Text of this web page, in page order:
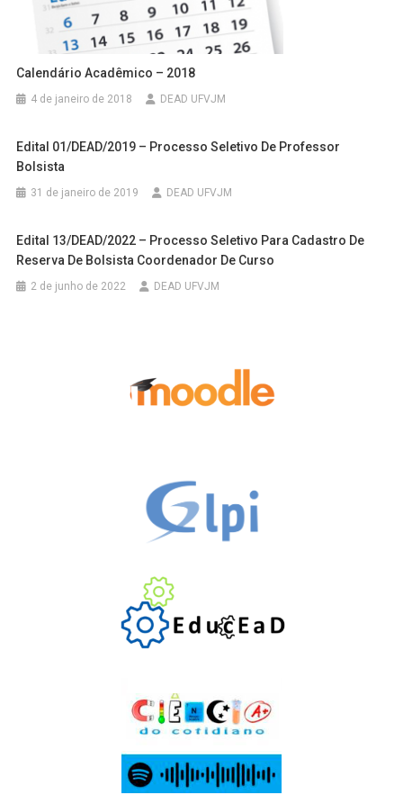
Calendário Acadêmico – 2018
4 de janeiro de 2018 DEAD UFVJM
Edital 01/DEAD/2019 – Processo Seletivo De Professor
Bolsista
31 de janeiro de 2019 DEAD UFVJM
Edital 13/DEAD/2022 – Processo Seletivo Para Cadastro De
Reserva De Bolsista Coordenador De Curso
2 de junho de 2022 DEAD UFVJM